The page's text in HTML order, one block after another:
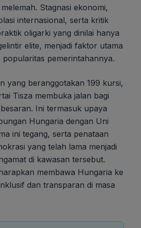
Stagnasi ekonomi,
internasional, serta kritik
oligarki yang dinilai hanya
elite, menjadi faktor utama
popularitas pemerintahannya.
yang beranggotakan 199 kursi,
Tisza membuka jalan bagi
Ini termasuk upaya
Hungaria dengan Uni
ini tegang, serta penataan
yang telah lama menjadi
di kawasan tersebut.
membawa Hungaria ke
dan transparan di masa